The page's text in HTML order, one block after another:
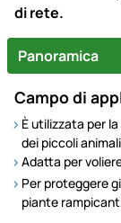
di rete.
Panoramica
Campo di
È utilizzata per
dei piccoli
Adatta per
Per proteggere
piante